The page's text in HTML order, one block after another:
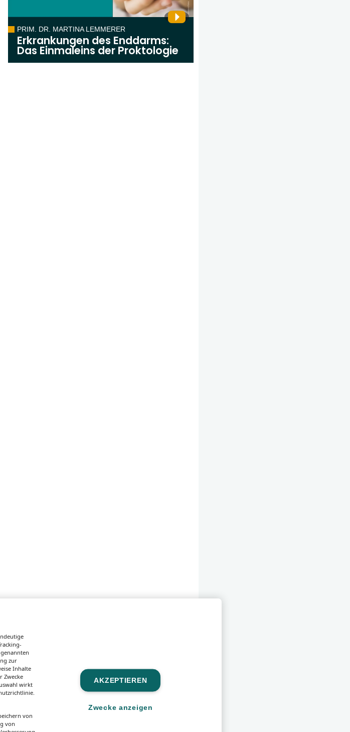
PRIM. DR. MARTINA LEMMERER
Erkrankungen des Enddarms:
Das Einmaleins der Proktologie
zur
Inhalte
Zwecke
wirkt
von
von
AKZEPTIEREN
Zwecke anzeigen